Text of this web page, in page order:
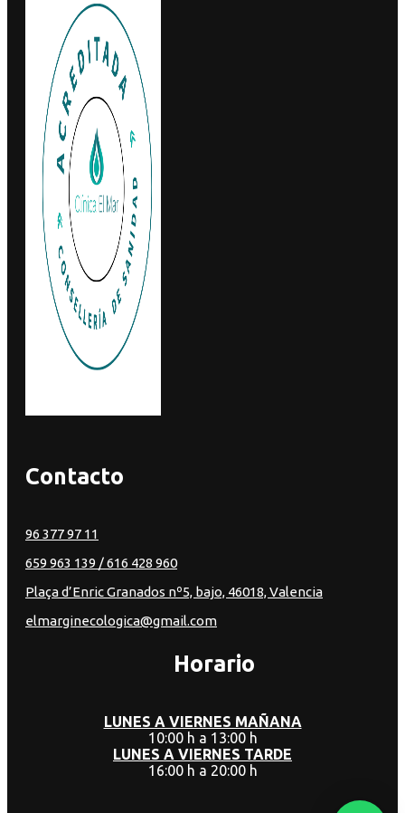
Contacto
96 377 97 11
659 963 139 / 616 428 960
Plaça d’Enric Granados nº5, bajo, 46018, Valencia
elmarginecologica@gmail.com
Horario
LUNES A VIERNES MAÑANA
10:00 h a 13:00 h
LUNES A VIERNES TARDE
16:00 h a 20:00 h